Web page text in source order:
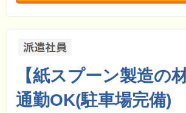
【紙スプーン製造の
通勤OK(駐車場完備